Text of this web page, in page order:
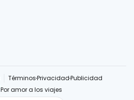
TérminosPrivacidadPublicidad
Por amor a los viajes
cestee.com